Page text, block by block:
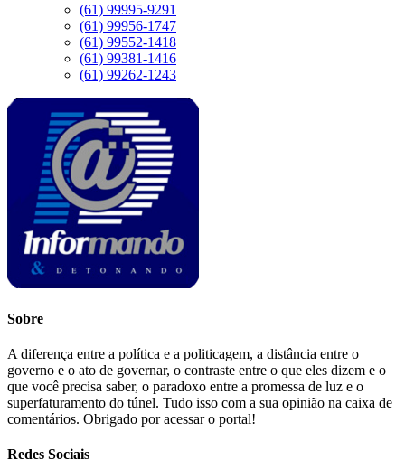
(61) 99995-9291
(61) 99956-1747
(61) 99552-1418
(61) 99381-1416
(61) 99262-1243
Sobre
A diferença entre a política e a politicagem, a distância entre o
governo e o ato de governar, o contraste entre o que eles dizem e o
que você precisa saber, o paradoxo entre a promessa de luz e o
superfaturamento do túnel. Tudo isso com a sua opinião na caixa de
comentários. Obrigado por acessar o portal!
Redes Sociais